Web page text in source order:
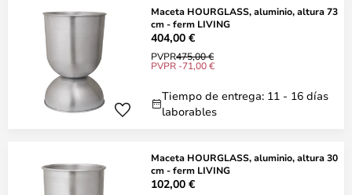
Maceta HOURGLASS, aluminio, altura 73
cm - ferm LIVING
404,00 €
PVPR475,00 €
PVPR -71,00 €
Tiempo de entrega: 11 - 16 días
laborables
Maceta HOURGLASS, aluminio, altura 30
cm - ferm LIVING
102,00 €